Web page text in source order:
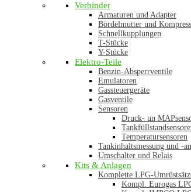
Verbinder
Armaturen und Adapter
Bördelmutter und
Schnellkupplungen
T-Stücke
Y-Stücke
Elektro-Teile
Benzin-Absperrventile
Emulatoren
Gassteuergeräte
Gasventile
Sensoren
Druck- un
Temperatursensoren
Tankinhaltsmessung und -
Umschalter und Relais
Kits & Anlagen
Komplette LPG-
Kompl. Eurogas